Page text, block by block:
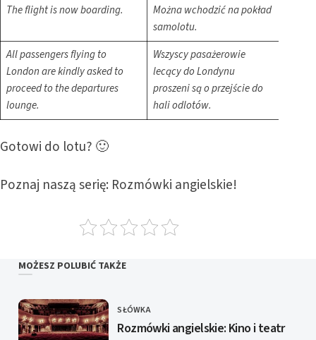
The flight is now boarding.
Można wchodzić na pokład
samolotu.
All passengers flying to
London are kindly asked to
proceed to the departures
lounge.
Wszyscy pasażerowie
lecący do Londynu
proszeni są o przejście do
hali odlotów.
Gotowi do lotu? 🙂
Poznaj naszą serię: Rozmówki angielskie!
MOŻESZ POLUBIĆ TAKŻE
KATEGORIE
SŁÓWKA
Rozmówki angielskie: Kino i teatr